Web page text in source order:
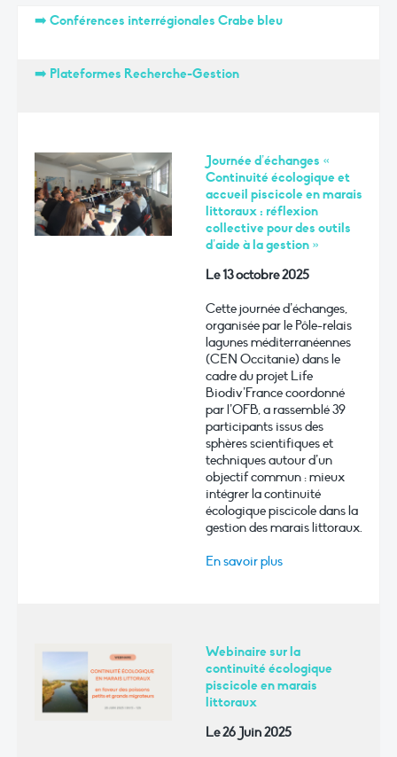
➡️ Conférences interrégionales Crabe bleu
➡️ Plateformes Recherche-Gestion
Journée d’échanges «
Continuité écologique et
accueil piscicole en marais
littoraux : réflexion
collective pour des outils
d’aide à la gestion »
Le 13 octobre 2025
Cette journée d’échanges,
organisée par le Pôle-relais
lagunes méditerranéennes
(CEN Occitanie) dans le
cadre du projet Life
Biodiv’France coordonné
par l’OFB, a rassemblé 39
participants issus des
sphères scientifiques et
techniques autour d’un
objectif commun : mieux
intégrer la continuité
écologique piscicole dans la
gestion des marais littoraux.
En savoir plus
Webinaire sur la
continuité écologique
piscicole en marais
littoraux
Le 26 Juin 2025